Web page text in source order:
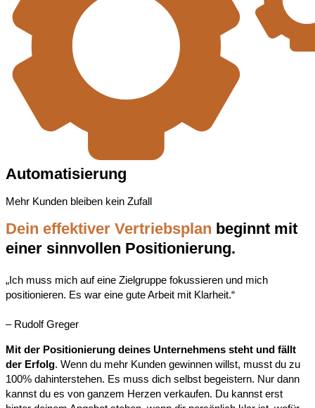
Automatisierung
Mehr Kunden bleiben kein Zufall
Dein effektiver Vertriebsplan beginnt mit
einer sinnvollen Positionierung.
„Ich muss mich auf eine Zielgruppe fokussieren und mich
positionieren. Es war eine gute Arbeit mit Klarheit.“
– Rudolf Greger
Mit der Positionierung deines Unternehmens steht und fällt
der Erfolg. Wenn du mehr Kunden gewinnen willst, musst du zu
100% dahinterstehen. Es muss dich selbst begeistern. Nur dann
kannst du es von ganzem Herzen verkaufen. Du kannst erst